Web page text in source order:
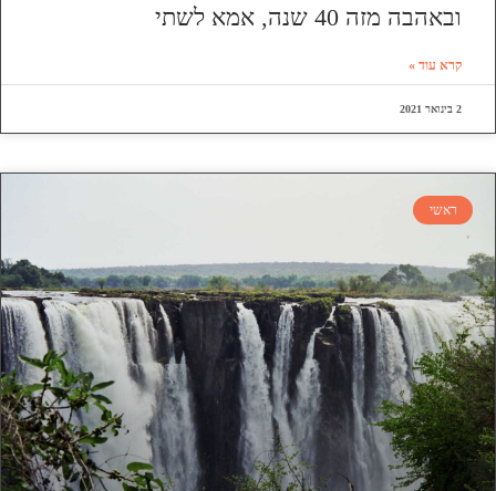
ובאהבה מזה 40 שנה, אמא לשתי
קרא עוד »
2 בינואר 2021
ראשי